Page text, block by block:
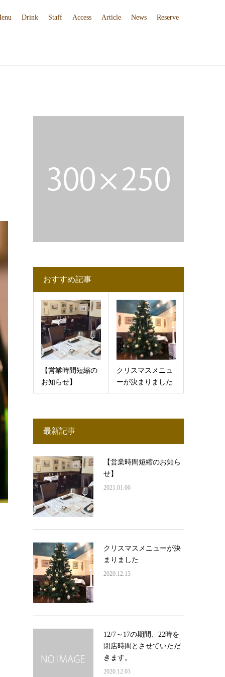
Drink Staff Access Article News Reserve
おすすめ記事
【営業時間短縮の
お知らせ】
クリスマスメニュ
ーが決まりました
最新記事
【営業時間短縮のお知ら
せ】
2021.01.06
クリスマスメニューが決
まりました
2020.12.13
12/7～17の期間、22時を
閉店時間とさせていただ
きます。
2020.12.03